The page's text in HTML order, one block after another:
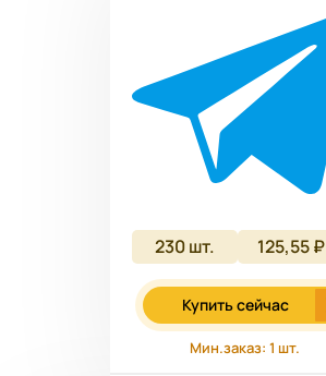
230шт. 125,55 ₽
Купить сейчас
Мин.заказ: 1 шт.